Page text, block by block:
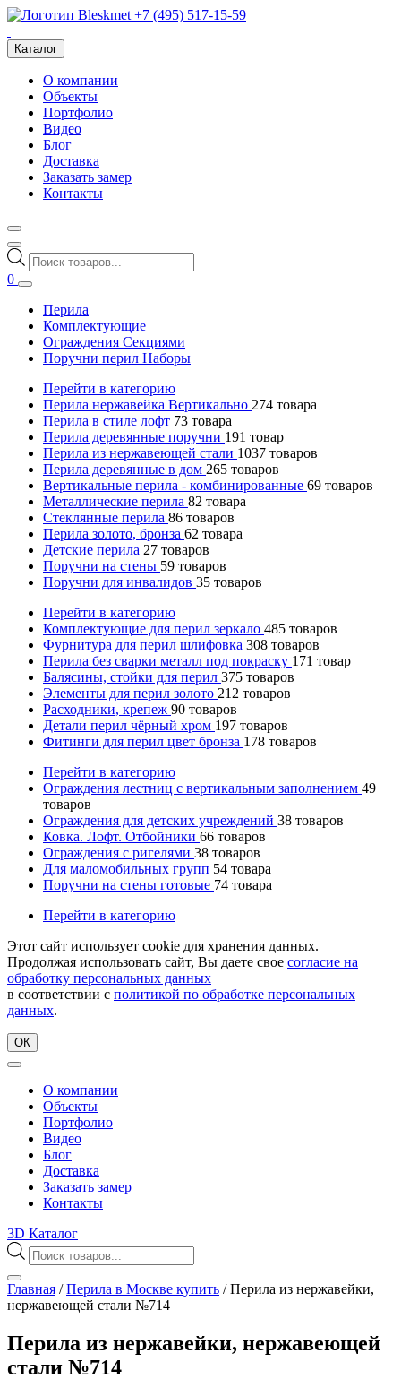
+7 (495) 517-15-59
Каталог
О компании
Объекты
Портфолио
Видео
Блог
Доставка
Заказать замер
Контакты
Поиск
товаров
0
Перила
Комплектующие
Ограждения Секциями
Поручни перил Наборы
Перейти в категорию
Перила нержавейка Вертикально 274 товара
Перила в стиле лофт 73 товара
Перила деревянные поручни 191 товар
Перила из нержавеющей стали 1037 товаров
Перила деревянные в дом 265 товаров
Вертикальные перила - комбинированные 69 товаров
Металлические перила 82 товара
Стеклянные перила 86 товаров
Перила золото, бронза 62 товара
Детские перила 27 товаров
Поручни на стены 59 товаров
Поручни для инвалидов 35 товаров
Перейти в категорию
Комплектующие для перил зеркало 485 товаров
Фурнитура для перил шлифовка 308 товаров
Перила без сварки металл под покраску 171 товар
Балясины, стойки для перил 375 товаров
Элементы для перил золото 212 товаров
Расходники, крепеж 90 товаров
Детали перил чёрный хром 197 товаров
Фитинги для перил цвет бронза 178 товаров
Перейти в категорию
Ограждения лестниц с вертикальным заполнением 49
товаров
Ограждения для детских учреждений 38 товаров
Ковка. Лофт. Отбойники 66 товаров
Ограждения с ригелями 38 товаров
Для маломобильных групп 54 товара
Поручни на стены готовые 74 товара
Перейти в категорию
Этот сайт использует cookie для хранения данных.
Продолжая использовать сайт, Вы даете свое согласие на
обработку персональных данных
в соответствии с политикой по обработке персональных
данных.
ОК
О компании
Объекты
Портфолио
Видео
Блог
Доставка
Заказать замер
Контакты
3D Каталог
Поиск
товаров
Главная /Перила в Москве купить /Перила из нержавейки,
нержавеющей стали №714
Перила из нержавейки, нержавеющей
стали №714